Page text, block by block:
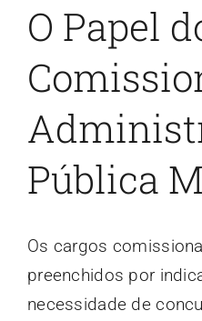
O Papel
Pública
Os cargos
preenchidos por
necessidade de